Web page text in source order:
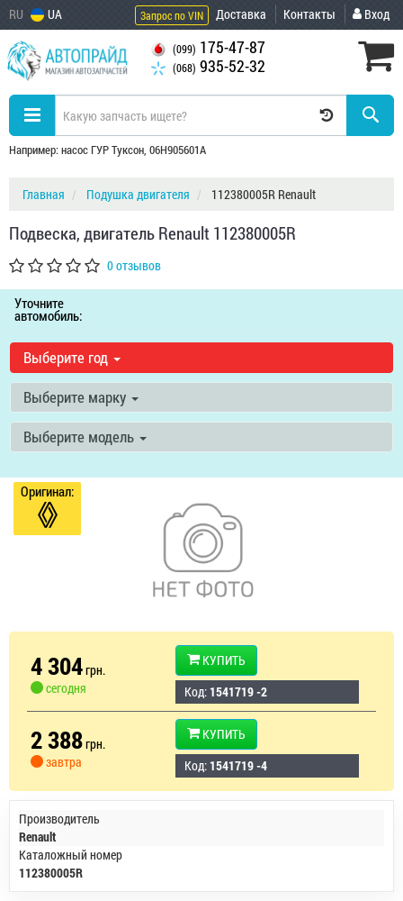
RU UA Запрос по VIN Доставка Контакты Вход
(099) 175-47-87
(068) 935-52-32
Например: насос ГУР Туксон, 06H905601A
Главная Подушка двигателя 112380005R Renault
Подвеска, двигатель Renault 112380005R
0 отзывов
Уточните
автомобиль:
Выберите год
Выберите марку
Выберите модель
Оригинал:
4 304грн.
сегодня
КУПИТЬ
Код: 1541719 -2
2 388грн.
завтра
КУПИТЬ
Код: 1541719 -4
Производитель
Renault
Каталожный номер
112380005R